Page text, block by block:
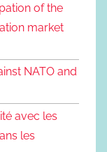
of the
market
NATO and
avec les
les